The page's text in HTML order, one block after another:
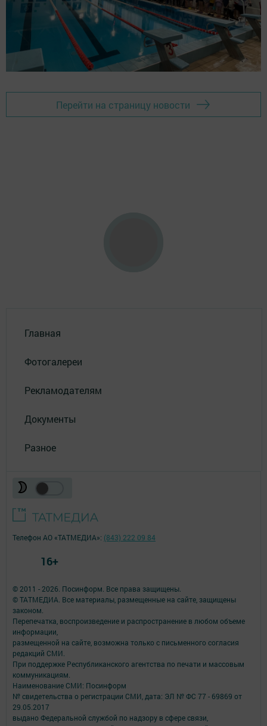
Перейти на страницу новости
Главная
Фотогалереи
Рекламодателям
Документы
Разное
© 2011 - 2026. Посинформ. Все права защищены.
© ТАТМЕДИА. Все материалы, размещенные на сайте, защищены
законом.
Перепечатка, воспроизведение и распространение в любом объеме
информации,
размещенной на сайте, возможна только с письменного согласия
редакций СМИ.
При поддержке Республиканского агентства по печати и массовым
коммуникациям.
Наименование СМИ: Посинформ
№ свидетельства о регистрации СМИ, дата: ЭЛ № ФС 77 - 69869 от
29.05.2017
выдано Федеральной службой по надзору в сфере связи,
Телефон АО «ТАТМЕДИА»: (843) 222 09 84
16+